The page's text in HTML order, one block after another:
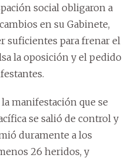
social obligaron a
en su Gabinete,
suficientes para frenar el
la oposición y el pedido
manifestación que se
se salió de control y
duramente a los
26 heridos, y